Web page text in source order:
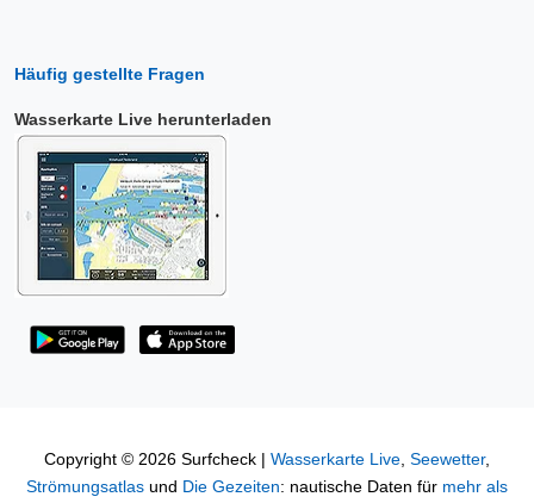
Häufig gestellte Fragen
Wasserkarte Live herunterladen
Copyright © 2026 Surfcheck | Wasserkarte Live, Seewetter,
Strömungsatlas und Die Gezeiten: nautische Daten für mehr als